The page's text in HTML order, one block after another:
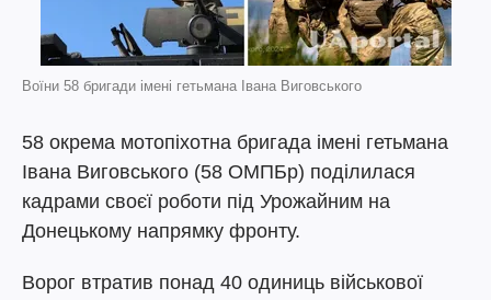
Воїни 58 бригади імені гетьмана Івана Виговського
58 окрема мотопіхотна бригада імені гетьмана
Івана Виговського (58 ОМПБр) поділилася
кадрами своєї роботи під Урожайним на
Донецькому напрямку фронту.
Ворог втратив понад 40 одиниць військової